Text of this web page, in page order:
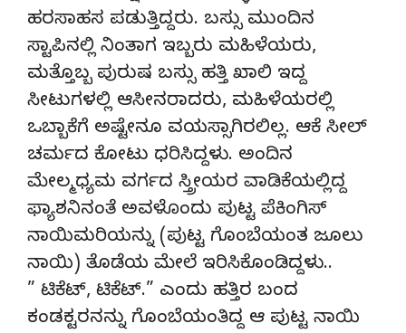
ಹರಸಾಹಸ ಪಡುತ್ತಿದ್ದರು. ಬಸ್ಸು ಮುಂದಿನ
ಸ್ಟಾಪಿನಲ್ಲಿ ನಿಂತಾಗ ಇಬ್ಬರು ಮಹಿಳೆಯರು,
ಮತ್ತೊಬ್ಬ ಪುರುಷ ಬಸ್ಸು ಹತ್ತಿ ಖಾಲಿ ಇದ್ದ
ಸೀಟುಗಳಲ್ಲಿ ಆಸೀನರಾದರು, ಮಹಿಳೆಯರಲ್ಲಿ
ಒಬ್ಬಾಕೆಗೆ ಅಷ್ಟೇನೂ ವಯಸ್ಸಾಗಿರಲಿಲ್ಲ. ಆಕೆ ಸೀಲ್
ಚರ್ಮದ ಕೋಟು ಧರಿಸಿದ್ದಳು. ಅಂದಿನ
ಮೇಲ್ಮಧ್ಯಮ ವರ್ಗದ ಸ್ತ್ರೀಯರ ವಾಡಿಕೆಯಲ್ಲಿದ್ದ
ಫ್ಯಾಶನಿನಂತೆ ಅವಳೊಂದು ಪುಟ್ಟ ಪೆಕಿಂಗಿಸ್
ನಾಯಿಮರಿಯನ್ನು (ಪುಟ್ಟ ಗೊಂಬೆಯಂತ ಜೂಲು
ನಾಯಿ) ತೊಡೆಯ ಮೇಲೆ ಇರಿಸಿಕೊಂಡಿದ್ದಳು..
” ಟಿಕೆಟ್, ಟಿಕೆಟ್.” ಎಂದು ಹತ್ತಿರ ಬಂದ
ಕಂಡಕ್ಟರನನ್ನು ಗೊಂಬೆಯಂತಿದ್ದ ಆ ಪುಟ್ಟ ನಾಯಿ